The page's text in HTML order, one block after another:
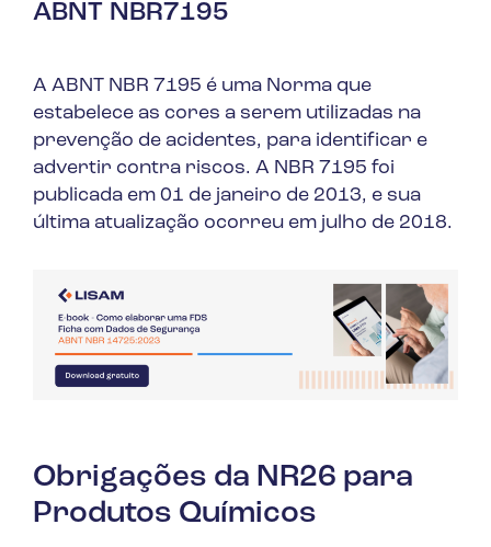
ABNT NBR7195
A ABNT NBR 7195 é uma Norma que
estabelece as cores a serem utilizadas na
prevenção de acidentes, para identificar e
advertir contra riscos. A NBR 7195 foi
publicada em 01 de janeiro de 2013, e sua
última atualização ocorreu em julho de 2018.
Obrigações da NR26 para
Produtos Químicos